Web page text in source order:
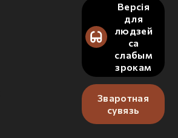
Версія
для
людзей
са
слабым
зрокам
Зваротная
сувязь